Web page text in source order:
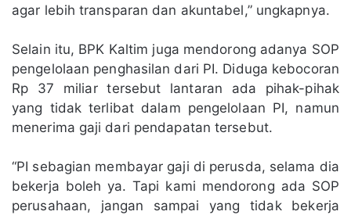
agar lebih transparan dan akuntabel,” ungkapnya.
Selain itu, BPK Kaltim juga mendorong adanya SOP
pengelolaan penghasilan dari PI. Diduga kebocoran
Rp 37 miliar tersebut lantaran ada pihak-pihak
yang tidak terlibat dalam pengelolaan PI, namun
menerima gaji dari pendapatan tersebut.
“PI sebagian membayar gaji di perusda, selama dia
bekerja boleh ya. Tapi kami mendorong ada SOP
perusahaan, jangan sampai yang tidak bekerja